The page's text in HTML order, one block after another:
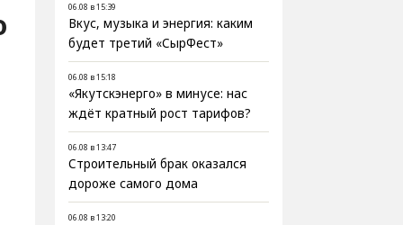
06.08 в 15:39
Вкус, музыка и энергия: каким
будет третий «СырФест»
06.08 в 15:18
«Якутскэнерго» в минусе: нас
ждёт кратный рост тарифов?
06.08 в 13:47
Строительный брак оказался
дороже самого дома
06.08 в 13:20